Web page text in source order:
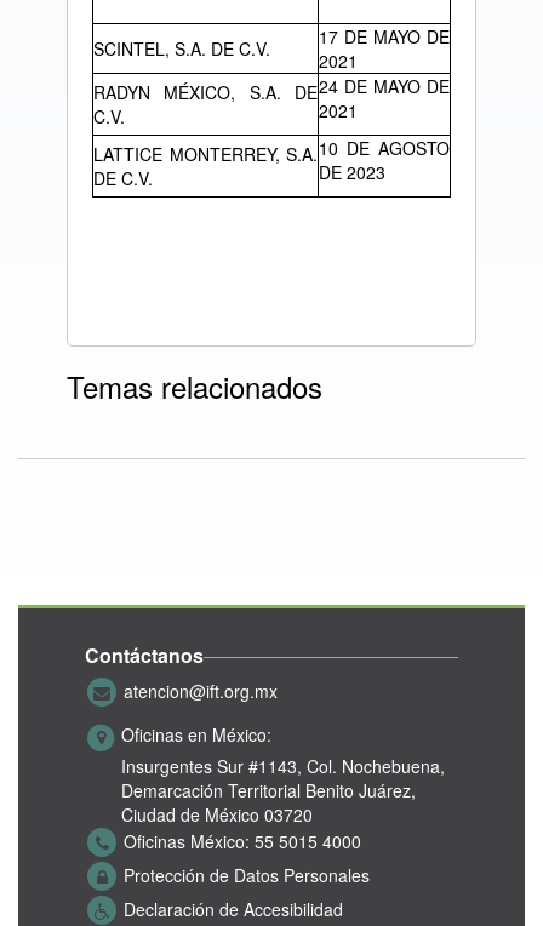
SCINTEL, S.A. DE C.V.
17 DE MAYO DE
2021
RADYN MÉXICO, S.A. DE
C.V.
24 DE MAYO DE
2021
LATTICE MONTERREY, S.A.
DE C.V.
10 DE AGOSTO
DE 2023
Temas relacionados
Contáctanos
atencion@ift.org.mx
Oficinas en México:
Insurgentes Sur #1143, Col. Nochebuena,
Demarcación Territorial Benito Juárez,
Ciudad de México 03720
Oficinas México: 55 5015 4000
Protección de Datos Personales
Declaración de Accesibilidad